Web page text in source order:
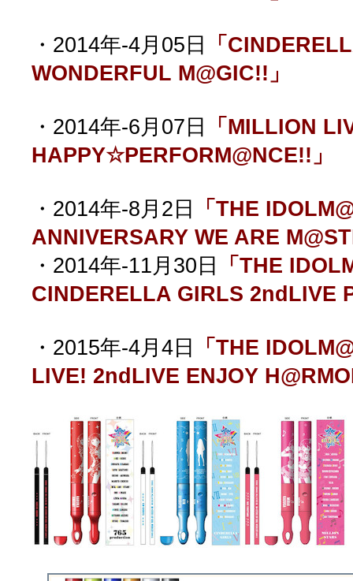
・2014年-4月05日
「
WONDERFUL M@GIC!!」
・2014年-6月07日
「MILLION
HAPPY☆PERFORM@NCE!!」
・2014年-8月2日
「THE
ANNIVERSARY WE ARE
・2014年-11月30日
「THE
CINDERELLA GIRLS 2ndLIVE
・2015年-4月4日
「THE
LIVE! 2ndLIVE ENJOY